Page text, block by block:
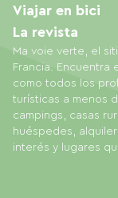
Ma voie verte, el
Francia. Encuentra
como todos los
turísticas a menos
campings, casas
huéspedes,
interés y lugares
Viajar en bici
La revista